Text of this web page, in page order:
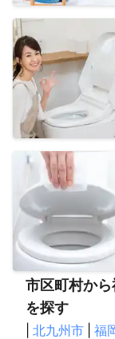
土佐清水市
四
仁淀川町
越知町
土佐市
大川村
宮崎県】
五ヶ瀬町 高千穂
美郷町
延岡市
木城町
西都市
国富町
高原町
三股町
日南市
【 広島県】
大竹市 廿日市市
安芸太田町
呉市
大崎上島町
世羅町
尾道市
市区町村か
を探す
北九州市 福